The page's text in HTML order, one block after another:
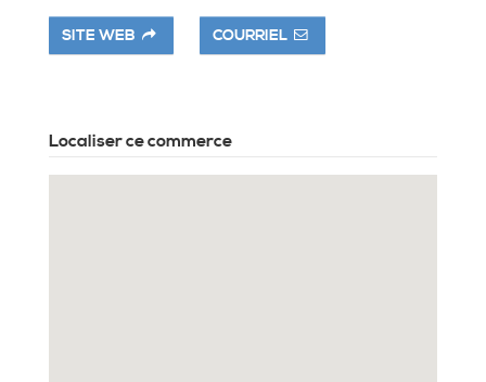
SITE WEB COURRIEL
Localiser ce commerce